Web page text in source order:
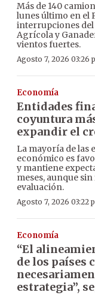
Más de 140
lunes último en el
interrupciones del
Agrícola y
vientos fuertes.
Agosto 7, 2026 03:26
Economía
Entidades
coyuntura
expandir el
La mayoría de las
económico es
y mantiene
meses, aunque
evaluación.
Agosto 7, 2026 03:22
Economía
“El
de los países
estrategia”,